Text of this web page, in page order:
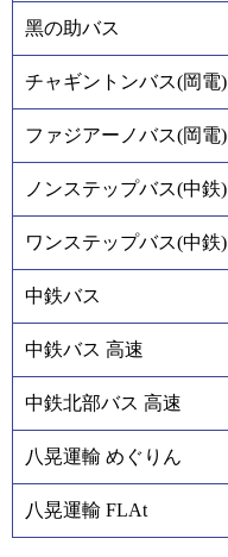
黑の助バス
チャギントンバス(岡電)
ファジアーノバス(岡電)
ノンステップバス(中鉄)
ワンステップバス(中鉄)
中鉄バス
中鉄バス 高速
中鉄北部バス 高速
八晃運輸 めぐりん
八晃運輸 FLAt